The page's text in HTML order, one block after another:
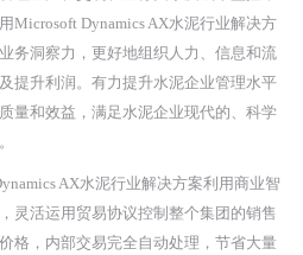
Microsoft Dynamics AX水泥行业解决方
务洞察力，更好地组织人力、信息和流
提升利润。有力提升水泥企业管理水平
量和效益，满足水泥企业现代的、科学
AX水泥行业解决方案利用商业智
灵活运用贸易协议控制整个集团的销售
格，内部交易完全自动处理，节省大量